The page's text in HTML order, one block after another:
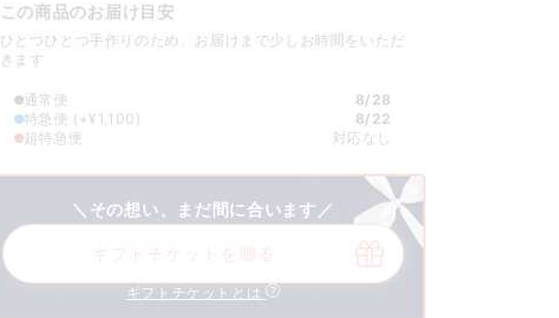
この商品のお届け目安
ひとつひとつ手作りのため、お届けまで少しお時間をいただ
きます
通常便
8/28
特急便 (+¥1,100)
8/22
超特急便
対応なし
＼その想い、まだ間に合います／
ギフトチケットを贈る
ギフトチケットとは